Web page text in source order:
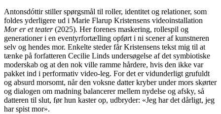
Antonsdóttir stiller spørgsmål til roller, identitet og relationer, som
foldes yderligere ud i Marie Flarup Kristensens videoinstallation
Mor er et teater(2025). Her forenes maskering, rollespil og
generationer i en eventyrfortælling opført i ni scener af kunstneren
selv og hendes mor. Enkelte steder får Kristensens tekst mig til at
tænke på forfatteren Cecilie Linds undersøgelse af det symbiotiske
moderskab og at den nok ville ramme hårdere, hvis den ikke var
pakket ind i performativ video-leg. For det er vidunderligt grufuldt
og absurd morsomt, når den voksne datter kryber under mors skørter
og dialogen om madning balancerer mellem nydelse og afsky, så
datteren til slut, før hun kaster op, udbryder: «Jeg har det dårligt, jeg
har spist mor».